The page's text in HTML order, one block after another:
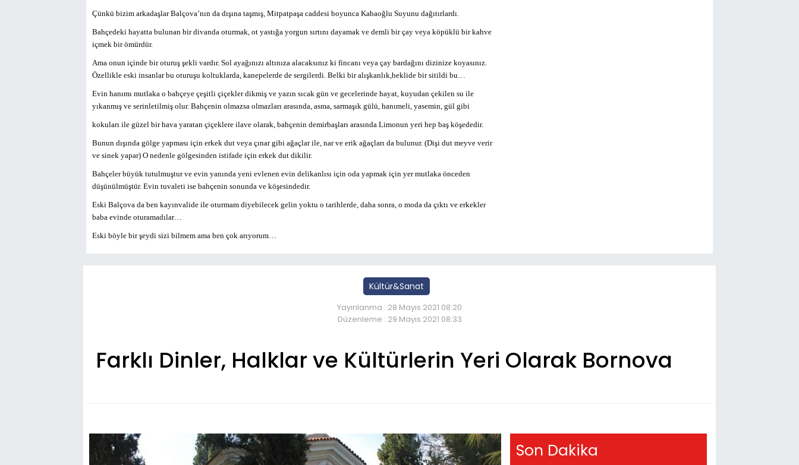
Çünkü bizim arkadaşlar Balçova’nın da dışına taşmış, Mitpatpaşa caddesi boyunca Kabaoğlu Suyunu dağıtırlardı.
Bahçedeki hayatta bulunan bir divanda oturmak, ot yastığa yorgun sırtını dayamak ve demli bir çay veya köpüklü bir kahve
içmek bir ömürdür.
Ama onun içinde bir oturuş şekli vardır. Sol ayağınızı altınıza alacaksınız ki fincanı veya çay bardağını dizinize koyasınız.
Özellikle eski insanlar bu oturuşu koltuklarda, kanepelerde de sergilerdi. Belki bir alışkanlık,beklide bir sitildi bu…
Evin hanımı mutlaka o bahçeye çeşitli çiçekler dikmiş ve yazın sıcak gün ve gecelerinde hayat, kuyudan çekilen su ile
yıkanmış ve serinletilmiş olur. Bahçenin olmazsa olmazları arasında, asma, sarmaşık gülü, hanımeli, yasemin, gül gibi
kokuları ile güzel bir hava yaratan çiçeklere ilave olarak, bahçenin demirbaşları arasında Limonun yeri hep baş köşededir.
Bunun dışında gölge yapması için erkek dut veya çınar gibi ağaçlar ile, nar ve erik ağaçları da bulunur. (Dişi dut meyve verir
ve sinek yapar) O nedenle gölgesinden istifade için erkek dut dikilir.
Bahçeler büyük tutulmuştur ve evin yanında yeni evlenen evin delikanlısı için oda yapmak için yer mutlaka önceden
düşünülmüştür. Evin tuvaleti ise bahçenin sonunda ve köşesindedir.
Eski Balçova da ben kayınvalide ile oturmam diyebilecek gelin yoktu o tarihlerde, daha sonra, o moda da çıktı ve erkekler
baba evinde oturamadılar…
Eski böyle bir şeydi sizi bilmem ama ben çok arıyorum…
Kültür&Sanat
Yayınlanma : 28 Mayıs 2021 08:20
Düzenleme : 29 Mayıs 2021 08:33
Farklı Dinler, Halklar ve Kültürlerin Yeri Olarak Bornova
Son Dakika